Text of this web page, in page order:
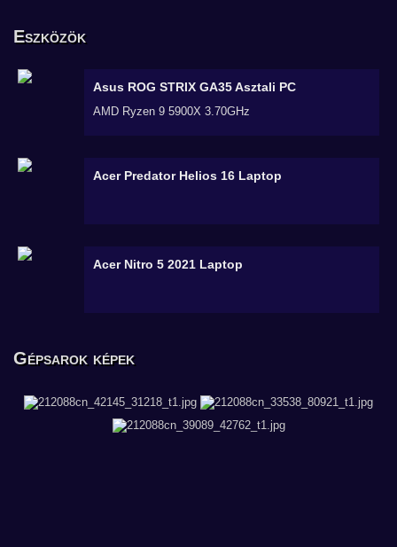
Eszközök
Asus ROG STRIX GA35Asztali PC
AMD Ryzen 9 5900X 3.70GHz
Acer Predator Helios 16 Laptop
Acer Nitro 5 2021 Laptop
Gépsarok képek